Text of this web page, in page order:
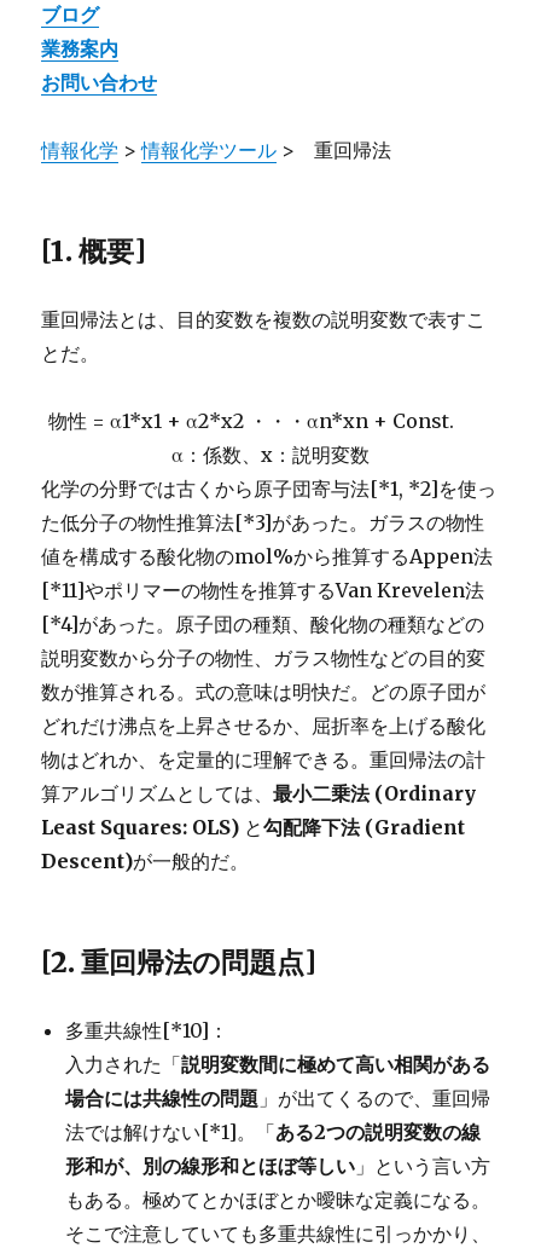
ブログ
業務案内
お問い合わせ
情報化学 >情報化学ツール > 重回帰法
[1. 概要]
重回帰法とは、目的変数を複数の説明変数で表すこ
とだ。
物性 = α1*x1 + α2*x2 ・・・αn*xn + Const.
α：係数、x：説明変数
化学の分野では古くから原子団寄与法[*1, *2]を使っ
た低分子の物性推算法[*3]があった。ガラスの物性
値を構成する酸化物のmol%から推算するAppen法
[*11]やポリマーの物性を推算するVan Krevelen法
[*4]があった。原子団の種類、酸化物の種類などの
説明変数から分子の物性、ガラス物性などの目的変
数が推算される。式の意味は明快だ。どの原子団が
どれだけ沸点を上昇させるか、屈折率を上げる酸化
物はどれか、を定量的に理解できる。重回帰法の計
算アルゴリズムとしては、最小二乗法 (Ordinary
Least Squares: OLS) と勾配降下法 (Gradient
Descent)が一般的だ。
[2. 重回帰法の問題点]
多重共線性[*10]：
入力された「説明変数間に極めて高い相関がある
場合には共線性の問題 」が出てくるので、重回帰
法では解けない[*1]。「ある2つの説明変数の線
形和が、別の線形和とほぼ等しい 」という言い方
もある。極めてとかほぼとか曖昧な定義になる。
そこで注意していても多重共線性に引っかかり、